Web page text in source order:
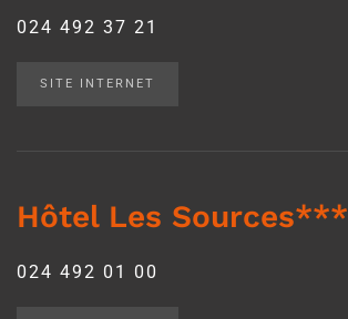
024 492 37 21
SITE INTERNET
Hôtel Les Sources***
024 492 01 00